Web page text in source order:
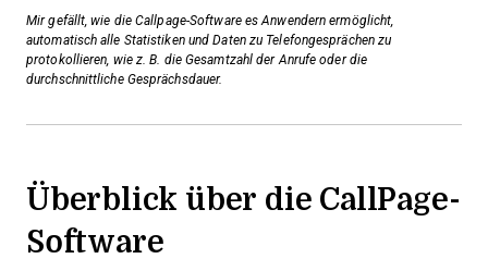
Mir gefällt, wie die Callpage-Software es Anwendern ermöglicht,
automatisch alle Statistiken und Daten zu Telefongesprächen zu
protokollieren, wie z. B. die Gesamtzahl der Anrufe oder die
durchschnittliche Gesprächsdauer.
Überblick über die CallPage-
Software